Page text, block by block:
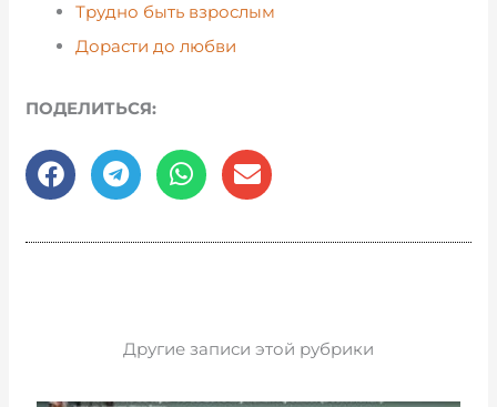
Трудно быть взрослым
Дорасти до любви
ПОДЕЛИТЬСЯ:
Другие записи этой рубрики